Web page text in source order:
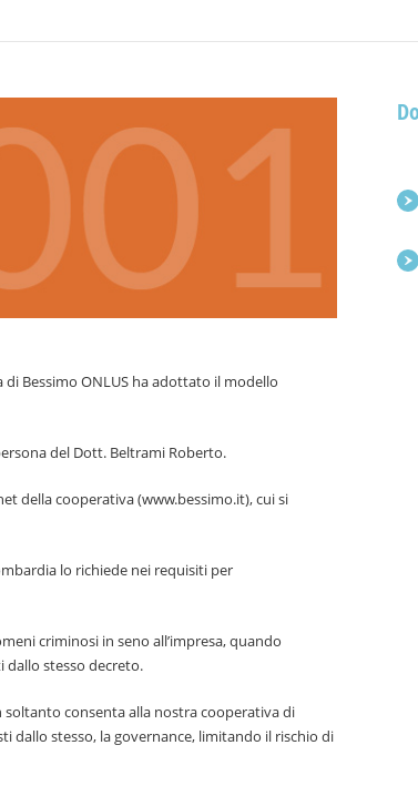
Bessimo ONLUS ha adottato il modello
del Dott. Beltrami Roberto.
della cooperativa (www.bessimo.it), cui si
lo richiede nei requisiti per
criminosi in seno all’impresa, quando
dallo stesso decreto.
soltanto consenta alla nostra cooperativa di
dallo stesso, la governance, limitando il rischio di